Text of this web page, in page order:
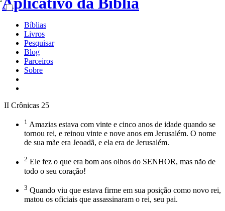
Bíblias
Livros
Pesquisar
Blog
Parceiros
Sobre
II Crônicas 25
1 Amazias estava com vinte e cinco anos de idade quando se
tornou rei, e reinou vinte e nove anos em Jerusalém. O nome
de sua mãe era Jeoadã, e ela era de Jerusalém.
2 Ele fez o que era bom aos olhos do SENHOR, mas não de
todo o seu coração!
3 Quando viu que estava firme em sua posição como novo rei,
matou os oficiais que assassinaram o rei, seu pai.